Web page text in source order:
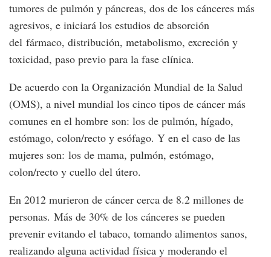
tumores de pulmón y páncreas, dos de los cánceres más
agresivos, e iniciará los estudios de absorción
del fármaco, distribución, metabolismo, excreción y
toxicidad, paso previo para la fase clínica.
De acuerdo con la Organización Mundial de la Salud
(OMS), a nivel mundial los cinco tipos de cáncer más
comunes en el hombre son: los de pulmón, hígado,
estómago, colon/recto y esófago. Y en el caso de las
mujeres son: los de mama, pulmón, estómago,
colon/recto y cuello del útero.
En 2012 murieron de cáncer cerca de 8.2 millones de
personas. Más de 30% de los cánceres se pueden
prevenir evitando el tabaco, tomando alimentos sanos,
realizando alguna actividad física y moderando el